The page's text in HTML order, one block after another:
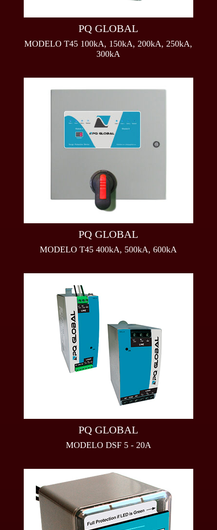
PQ GLOBAL
MODELO T45 100kA, 150kA, 200kA, 250kA,
300kA
PQ GLOBAL
MODELO T45 400kA, 500kA, 600kA
PQ GLOBAL
MODELO DSF 5 - 20A